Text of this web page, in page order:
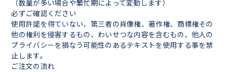
（数量が多い場合や繁忙期によって変動します）
必ずご確認ください
使用許諾を得ていない、第三者の肖像権、著作権、商標権その
他の権利を侵害するもの、わいせつな内容を含むもの、他人の
プライバシーを損なう可能性のあるテキストを使用する事を禁
止します。
ご注文の流れ